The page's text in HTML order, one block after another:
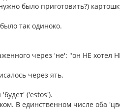
было приготовить?)
так одиноко.
через 'не': "он НЕ хотел
через ять.
('estos').
В единственном числе оба